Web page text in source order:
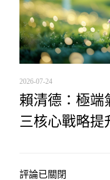
2026-07-24
賴清德：極端
三核心戰略提
評論已關閉